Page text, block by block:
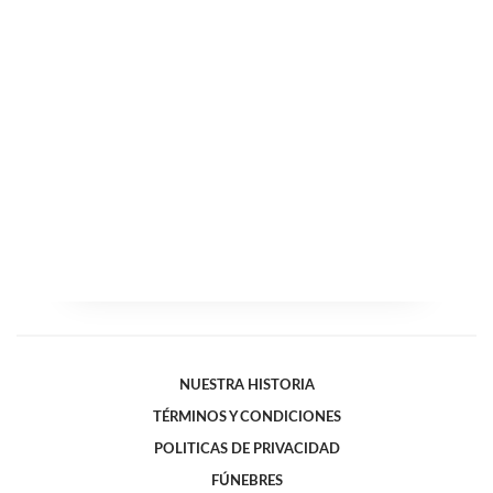
NUESTRA HISTORIA
TÉRMINOS Y CONDICIONES
POLITICAS DE PRIVACIDAD
FÚNEBRES